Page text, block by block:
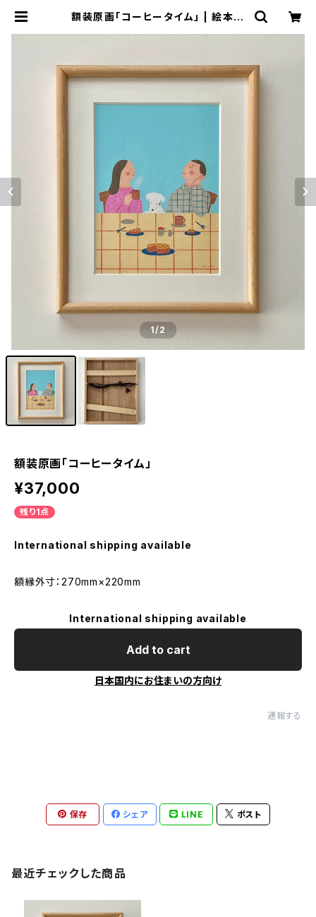
額装原画「コーヒータイム」 | 絵本作
1/2
額装原画「コーヒータイム」
¥37,000
残り1点
International shipping available
額縁外寸：270mm×220mm
International shipping available
Add to cart
日本国内にお住まいの方向け
通報する
保存 シェア LINE ポスト
最近チェックした商品